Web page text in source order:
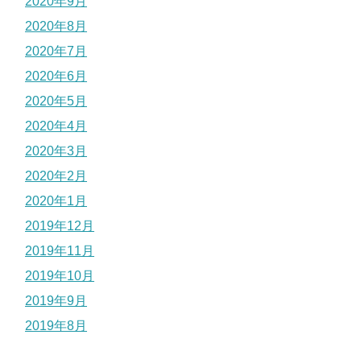
2020年8月
2020年7月
2020年6月
2020年5月
2020年4月
2020年3月
2020年2月
2020年1月
2019年12月
2019年11月
2019年10月
2019年9月
2019年8月